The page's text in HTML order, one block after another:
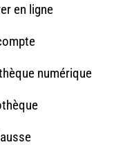
en ligne
numérique